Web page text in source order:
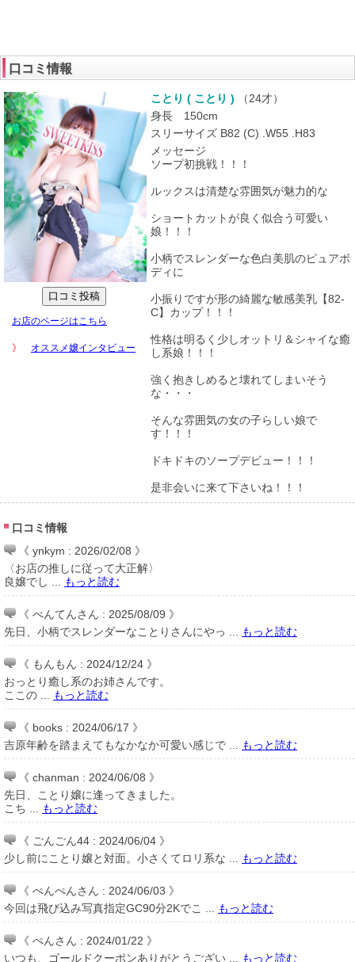
口コミ情報
お店のページはこちら
》 オススメ嬢インタビュー
ことり ( ことり ) （24才）
身長 150cm
スリーサイズ B82 (C) .W55 .H83
メッセージ
ソープ初挑戦！！！
ルックスは清楚な雰囲気が魅力的な
ショートカットが良く似合う可愛い
娘！！！
小柄でスレンダーな色白美肌のピュアボ
ディに
小振りですが形の綺麗な敏感美乳【82-
C】カップ！！！
性格は明るく少しオットリ＆シャイな癒
し系娘！！！
強く抱きしめると壊れてしまいそう
な・・・
そんな雰囲気の女の子らしい娘で
す！！！
ドキドキのソープデビュー！！！
是非会いに来て下さいね！！！
口コミ情報
《 ynkym : 2026/02/08 》
〈お店の推しに従って大正解〉
良嬢でし ...
もっと読む
《 べんてんさん : 2025/08/09 》
先日、小柄でスレンダーなことりさんにやっ ...
もっと読む
《 もんもん : 2024/12/24 》
おっとり癒し系のお姉さんです。
ここの ...
もっと読む
《 books : 2024/06/17 》
吉原年齢を踏まえてもなかなか可愛い感じで ...
もっと読む
《 chanman : 2024/06/08 》
先日、ことり嬢に逢ってきました。
こち ...
もっと読む
《 ごんごん44 : 2024/06/04 》
少し前にことり嬢と対面。小さくてロリ系な ...
もっと読む
《 ぺんぺんさん : 2024/06/03 》
今回は飛び込み写真指定GC90分2Kでこ ...
もっと読む
《 ぺんさん : 2024/01/22 》
いつも、ゴールドクーポンありがとうござい ...
もっと読む